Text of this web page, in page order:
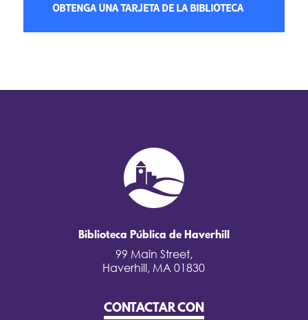
OBTENGA UNA TARJETA DE LA BIBLIOTECA
Biblioteca Pública de Haverhill
99 Main Street,
Haverhill, MA 01830
CONTACTAR CON